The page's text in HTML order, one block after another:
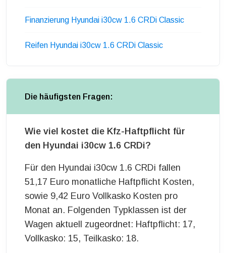
Finanzierung Hyundai i30cw 1.6 CRDi Classic
Reifen Hyundai i30cw 1.6 CRDi Classic
Die häufigsten Fragen:
Wie viel kostet die Kfz-Haftpflicht für
den Hyundai i30cw 1.6 CRDi?
Für den Hyundai i30cw 1.6 CRDi fallen
51,17 Euro monatliche Haftpflicht Kosten,
sowie 9,42 Euro Vollkasko Kosten pro
Monat an. Folgenden Typklassen ist der
Wagen aktuell zugeordnet: Haftpflicht: 17,
Vollkasko: 15, Teilkasko: 18.